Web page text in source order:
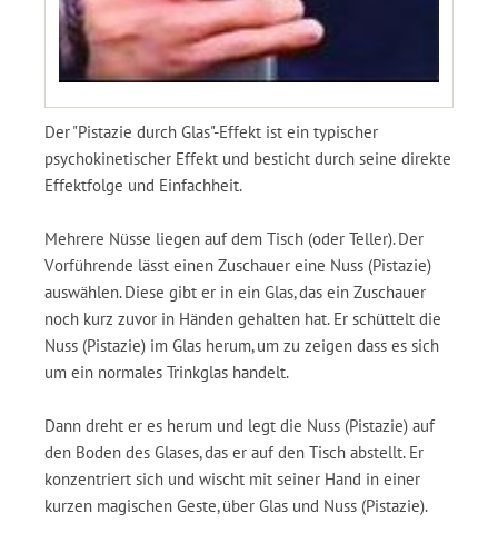
Der "Pistazie durch Glas"-Effekt ist ein typischer
psychokinetischer Effekt und besticht durch seine direkte
Effektfolge und Einfachheit.
Mehrere Nüsse liegen auf dem Tisch (oder Teller). Der
Vorführende lässt einen Zuschauer eine Nuss (Pistazie)
auswählen. Diese gibt er in ein Glas, das ein Zuschauer
noch kurz zuvor in Händen gehalten hat. Er schüttelt die
Nuss (Pistazie) im Glas herum, um zu zeigen dass es sich
um ein normales Trinkglas handelt.
Dann dreht er es herum und legt die Nuss (Pistazie) auf
den Boden des Glases, das er auf den Tisch abstellt. Er
konzentriert sich und wischt mit seiner Hand in einer
kurzen magischen Geste, über Glas und Nuss (Pistazie).